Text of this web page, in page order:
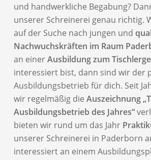
und handwerkliche Begabung?
unserer Schreinerei genau richtig.
auf der Suche nach jungen und
Nachwuchskräften im Raum
an einerAusbildung zum
interessiert bist, dann sind wir der
Ausbildungsbetrieb für dich. Seit
wir regelmäßig dieAuszeichnung
Ausbildungsbetrieb des Jahres“
bieten wir rund um das Jahr
unserer Schreinerei in Paderborn
interessiert an einem